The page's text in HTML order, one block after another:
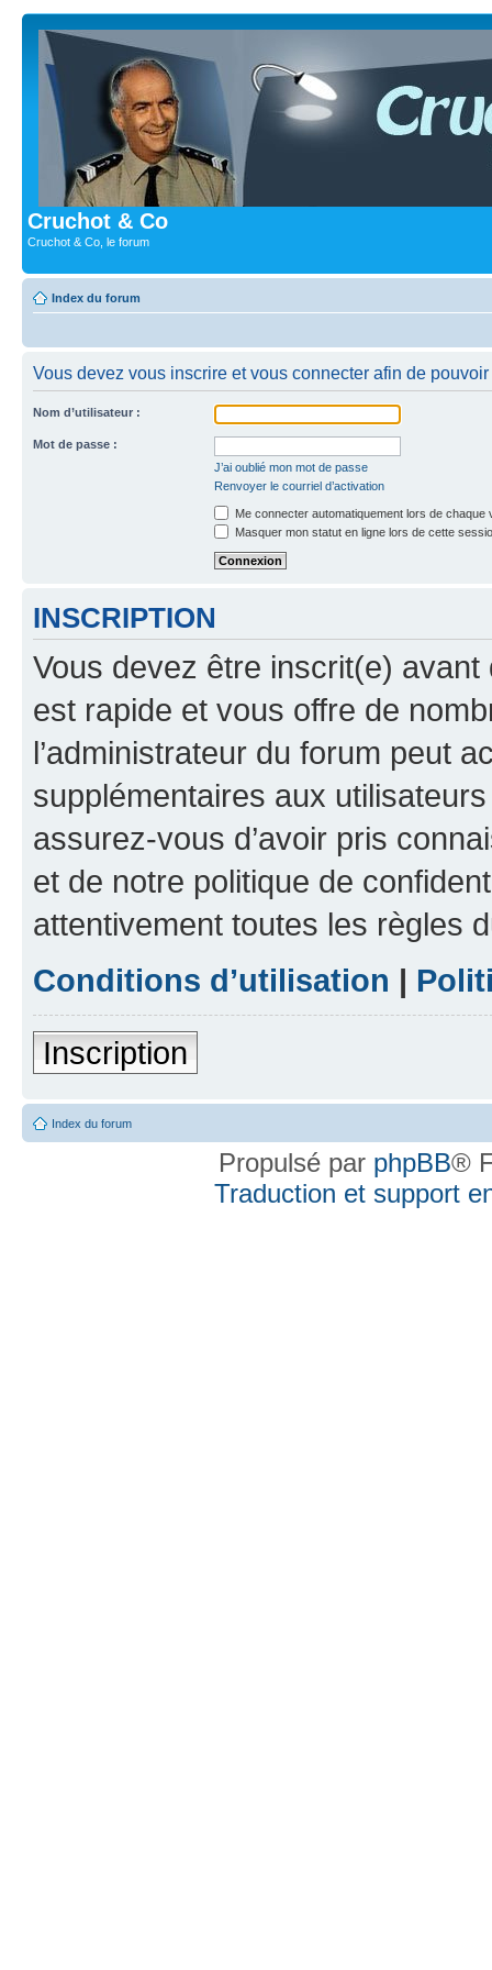
Cruchot & Co
Cruchot & Co, le forum
Index du forum
Vous devez vous inscrire et vous connecter afin de
Nom d’utilisateur :
Mot de passe :
J’ai oublié mon mot de passe
Renvoyer le courriel d’activation
Me connecter automatiquement lors de chaque
Masquer mon statut en ligne lors de cette
INSCRIPTION
Vous devez être inscrit(e) avant
est rapide et vous offre de
l’administrateur du forum peut
supplémentaires aux
assurez-vous d’avoir pris
et de notre politique de
attentivement toutes les règles
Conditions d’utilisation |
Inscription
Index du forum
Propulsé par phpBB®
Traduction et support